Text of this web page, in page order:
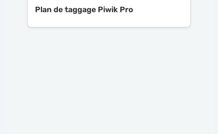
Plan de taggage Piwik Pro